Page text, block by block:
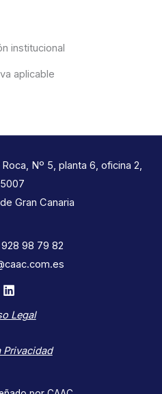
institucional
aplicable
Nº 5, planta 6, oficina 2,
Gran Canaria
98 79 82
Legal
Privacidad